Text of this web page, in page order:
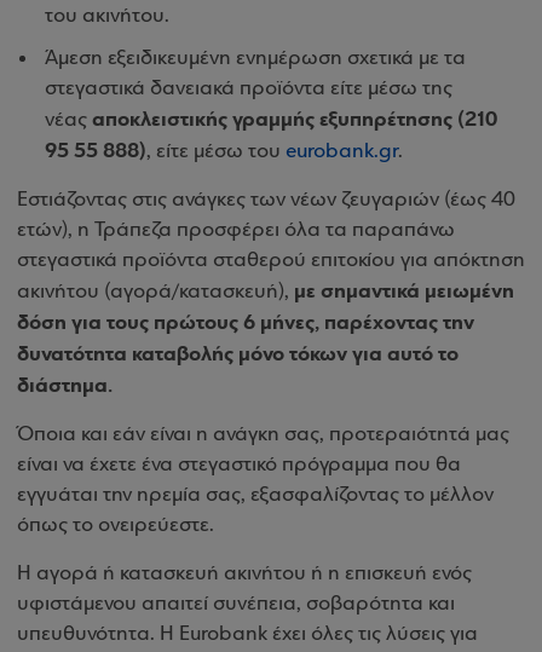
του ακινήτου.
Άμεση εξειδικευμένη ενημέρωση σχετικά με τα
στεγαστικά δανειακά προϊόντα είτε μέσω της
νέας αποκλειστικής γραμμής εξυπηρέτησης (210
95 55 888), είτε μέσω του eurobank.gr.
Εστιάζοντας στις ανάγκες των νέων ζευγαριών (έως 40
ετών), η Τράπεζα προσφέρει όλα τα παραπάνω
στεγαστικά προϊόντα σταθερού επιτοκίου για απόκτηση
ακινήτου (αγορά/κατασκευή), με σημαντικά μειωμένη
δόση για τους πρώτους 6 μήνες, παρέχοντας την
δυνατότητα καταβολής μόνο τόκων για αυτό το
διάστημα.
Όποια και εάν είναι η ανάγκη σας, προτεραιότητά μας
είναι να έχετε ένα στεγαστικό πρόγραμμα που θα
εγγυάται την ηρεμία σας, εξασφαλίζοντας το μέλλον
όπως το ονειρεύεστε.
Η αγορά ή κατασκευή ακινήτου ή η επισκευή ενός
υφιστάμενου απαιτεί συνέπεια, σοβαρότητα και
υπευθυνότητα. H Eurobank έχει όλες τις λύσεις για